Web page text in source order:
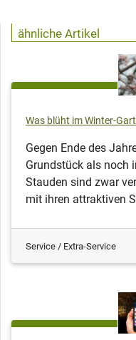
ähnliche Artikel
Was blüht im Winter-
Gegen Ende des
Grundstück als noch
Stauden sind zwar
mit ihren attraktiven
Service / Extra-Service